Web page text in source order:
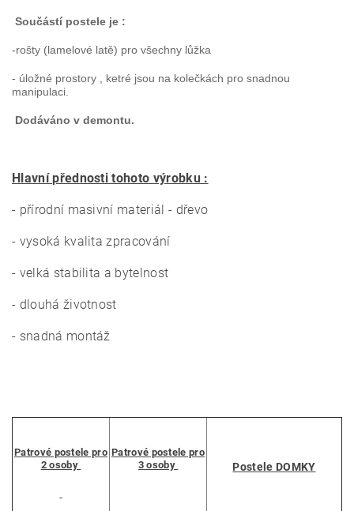
Součástí postele je :
-rošty (lamelové latě) pro všechny lůžka
- úložné prostory , ketré jsou na kolečkách pro snadnou
manipulaci.
Dodáváno v demontu.
Hlavní přednosti tohoto výrobku :
- přírodní masivní materiál - dřevo
- vysoká kvalita zpracování
- velká stabilita a bytelnost
- dlouhá životnost
- snadná montáž
Patrové postele pro
2 osoby
Patrové postele pro
3 osoby
Postele DOMKY